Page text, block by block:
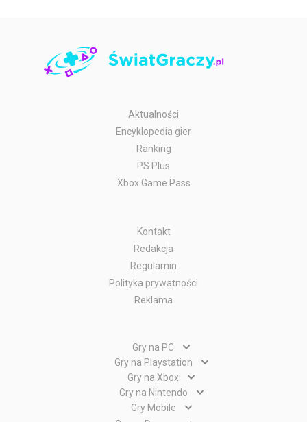
Aktualności
Encyklopedia gier
Ranking
PS Plus
Xbox Game Pass
Kontakt
Redakcja
Regulamin
Polityka prywatności
Reklama
Gry na PC
Gry PC
Gry WWW
Gry na Playstation
Gry PlayStation 5
Gry PlayStation 4
Gry PlayStation 3
Gry na Xbox
Gry Xbox Series X
Gry Xbox One
Gry na Nintendo
Gry Nintendo Switch
Gry Mobile